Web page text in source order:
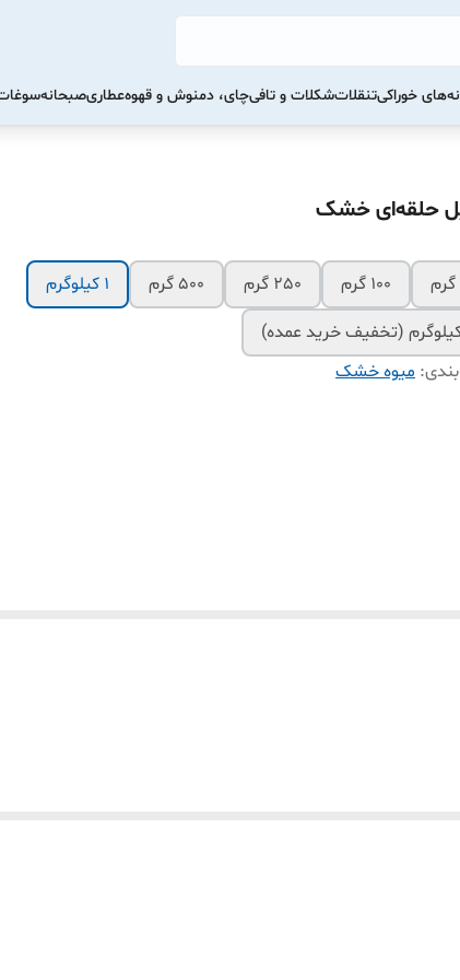
خوراکیتنقلاتشکلات و تافیچای، دمنوش و قهوهعطاریصبحانه
حلقه‌ای خشک
100 گرم 250 گرم 500 گرم
1 کیلوگرم
: میوه خشک